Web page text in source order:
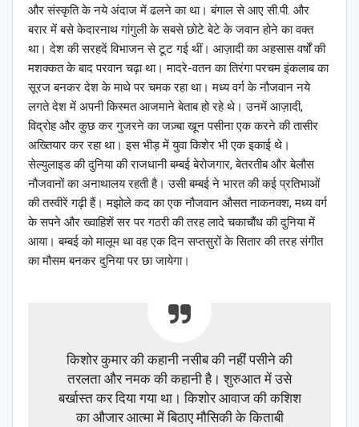
और संस्कृति के नये अंदाज में ढलने का था। बंगाल से आए सी.पी. और
बरार में बसे केदारनाथ गांगुली के सबसे छोटे बेटे के जवान होने का वक्त
था। देश की सरहदें विभाजन से टूट गई थीं। आज़ादी का अहसास वर्षों की
मशक्कत के बाद परवान चढ़ा था। मादरे-वतन का तिरंगा परचम इंकलाब का
सूरज बनकर देश के माथे पर चमक रहा था। मध्य वर्ग के नौजवान नये
लगते देश में अपनी किस्मत आजमाने बेताब हो रहे थे। उनमें आज़ादी,
विद्रोह और कुछ कर गुजरने का जज़्बा खून पसीना एक करने की तासीर
अख्तियार कर रहा था। इस भीड़ में युवा किशेर भी एक इकाई थे।
सेल्युलाइड की दुनिया की राजधानी बम्बई बेरोजगार, बेतरतीब और बेलौस
नौजवानों का अनाथालय रहती है। उसी बम्बई ने भारत की कई प्रतिभाओं
की तस्वीरें गढ़ी हैं। मझोले कद का एक नौजवान औसत नाकनक्श, मध्य वर्ग
के सपने और ख्वाहिशें सर पर गठरी की तरह लादे चकाचौंध की दुनिया में
आया। बम्बई को मालूम था वह एक दिन सप्तसुरों के सितार की तरह संगीत
का मौसम बनकर दुनिया पर छा जायेगा।
किशोर कुमार की कहानी नसीब की नहीं पसीने की
तरलता और नमक की कहानी है। शुरुआत में उसे
बर्खास्त कर दिया गया था। किशोर आवाज की कशिश
का औजार आत्मा में बिठाए मौसिकी के किताबी